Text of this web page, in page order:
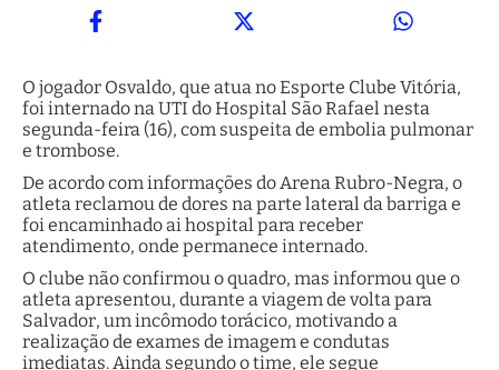
O jogador Osvaldo, que atua no Esporte Clube Vitória,
foi internado na UTI do Hospital São Rafael nesta
segunda-feira (16), com suspeita de embolia pulmonar
e trombose.
De acordo com informações do Arena Rubro-Negra, o
atleta reclamou de dores na parte lateral da barriga e
foi encaminhado ai hospital para receber
atendimento, onde permanece internado.
O clube não confirmou o quadro, mas informou que o
atleta apresentou, durante a viagem de volta para
Salvador, um incômodo torácico, motivando a
realização de exames de imagem e condutas
imediatas. Ainda segundo o time, ele segue